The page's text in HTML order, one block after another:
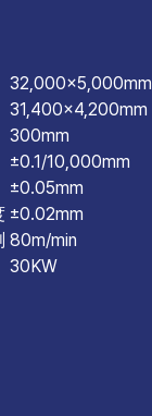
32,000×5,000mm
31,400×4,200mm
300mm
±0.1/10,000mm
±0.05mm
±0.02mm
80m/min
30KW